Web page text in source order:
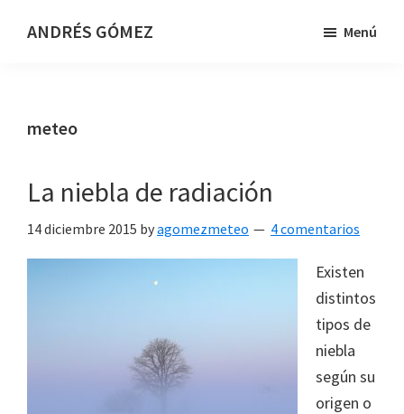
ANDRÉS GÓMEZ
en
Menú
meteo
La niebla de radiación
14 diciembre 2015 byagomezmeteo 4 comentarios
Existen
distintos
tipos de
niebla
según su
origen o